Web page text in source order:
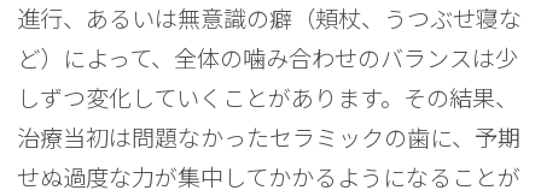
進行、あるいは無意識の癖（頬杖、うつぶせ寝な
ど）によって、全体の噛み合わせのバランスは少
しずつ変化していくことがあります。その結果、
治療当初は問題なかったセラミックの歯に、予期
せぬ過度な力が集中してかかるようになることが